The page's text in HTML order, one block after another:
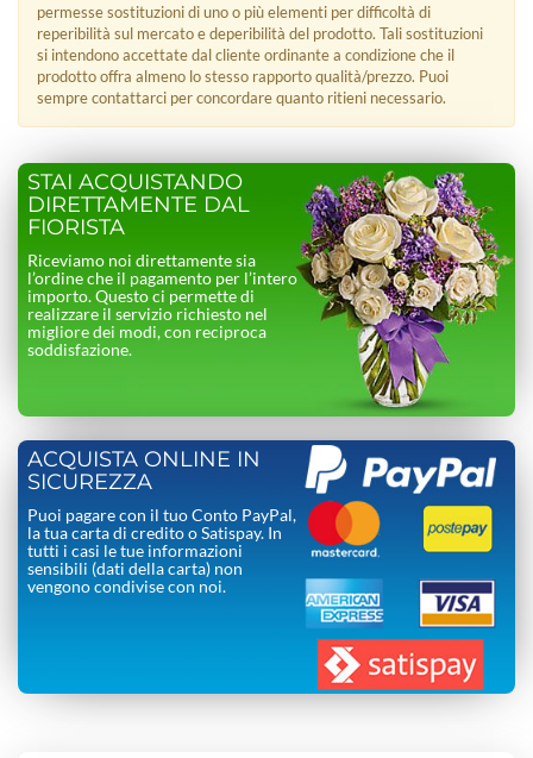
permesse sostituzioni di uno o più elementi per difficoltà di
reperibilità sul mercato e deperibilità del prodotto. Tali sostituzioni
si intendono accettate dal cliente ordinante a condizione che il
prodotto offra almeno lo stesso rapporto qualità/prezzo. Puoi
sempre contattarci per concordare quanto ritieni necessario.
STAI ACQUISTANDO
DIRETTAMENTE DAL
FIORISTA
Riceviamo noi direttamente sia
l’ordine che il pagamento per l’intero
importo. Questo ci permette di
realizzare il servizio richiesto nel
migliore dei modi, con reciproca
soddisfazione.
ACQUISTA ONLINE IN
SICUREZZA
Puoi pagare con il tuo Conto PayPal,
la tua carta di credito o Satispay. In
tutti i casi le tue informazioni
sensibili (dati della carta) non
vengono condivise con noi.